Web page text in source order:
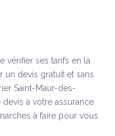
vérifier ses tarifs en la
devis gratuit et sans
Saint-Maur-des-
à votre assurance
à faire pour vous